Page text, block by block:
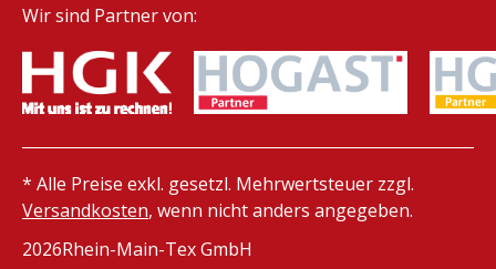
Wir sind Partner von:
* Alle Preise exkl. gesetzl. Mehrwertsteuer zzgl.
Versandkosten, wenn nicht anders angegeben.
2026Rhein-Main-Tex GmbH